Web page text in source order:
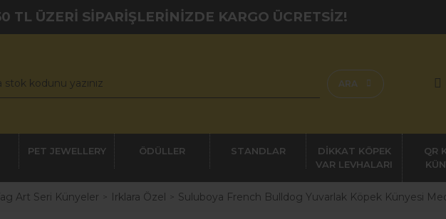
TL ÜZERİ SİPARİŞLERİNİZDE KARGO ÜCRETSİZ!
ARA
PET JEWELLERY ÖDÜLLER STANDLAR
DİKKAT KÖPEK
VAR LEVHALARI
QR
Art Seri Künyeler Irklara Özel Suluboya French Bulldog Yuvarlak Köpek Künyesi